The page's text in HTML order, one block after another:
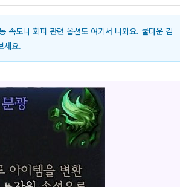
속도나 회피 관련 옵션도 여기서 나와요. 쿨다운 감
세요.